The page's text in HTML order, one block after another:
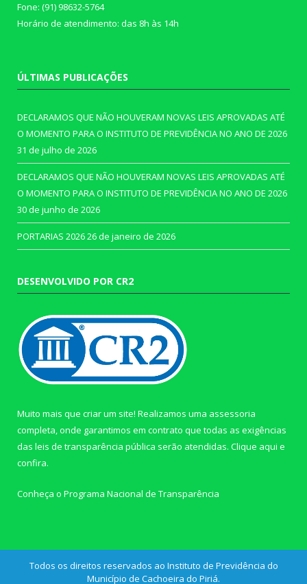
Fone: (91) 98632-5764
Horário de atendimento: das 8h às 14h
ÚLTIMAS PUBLICAÇÕES
DECLARAMOS QUE NÃO HOUVERAM NOVAS LEIS APROVADAS ATÉ
O MOMENTO PARA O INSTITUTO DE PREVIDÊNCIA NO ANO DE 2026
31 de julho de 2026
DECLARAMOS QUE NÃO HOUVERAM NOVAS LEIS APROVADAS ATÉ
O MOMENTO PARA O INSTITUTO DE PREVIDÊNCIA NO ANO DE 2026
30 de junho de 2026
PORTARIAS 202626 de janeiro de 2026
DESENVOLVIDO POR CR2
Muito mais que criar um site! Realizamos uma assessoria
completa, onde garantimos em contrato que todas as exigências
das leis de transparência pública serão atendidas. Clique aqui e
confira.
Conheça o Programa Nacional de Transparência
Todos os direitos reservados ao Instituto de Previdência do
Município de Cachoeira do Piriá.